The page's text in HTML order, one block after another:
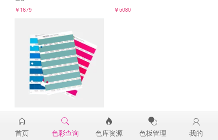
￥1679
￥5080
16-5412TPG
￥98
首页 色彩查询 色库资源 色板管理 我的